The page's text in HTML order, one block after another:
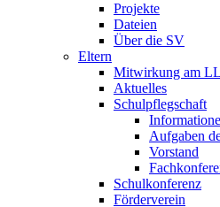
Projekte
Dateien
Über die SV
Eltern
Mitwirkung am
Aktuelles
Schulpflegschaft
Aufgaben
Vorstand
Schulkonferenz
Förderverein